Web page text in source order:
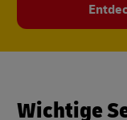
Wichtige